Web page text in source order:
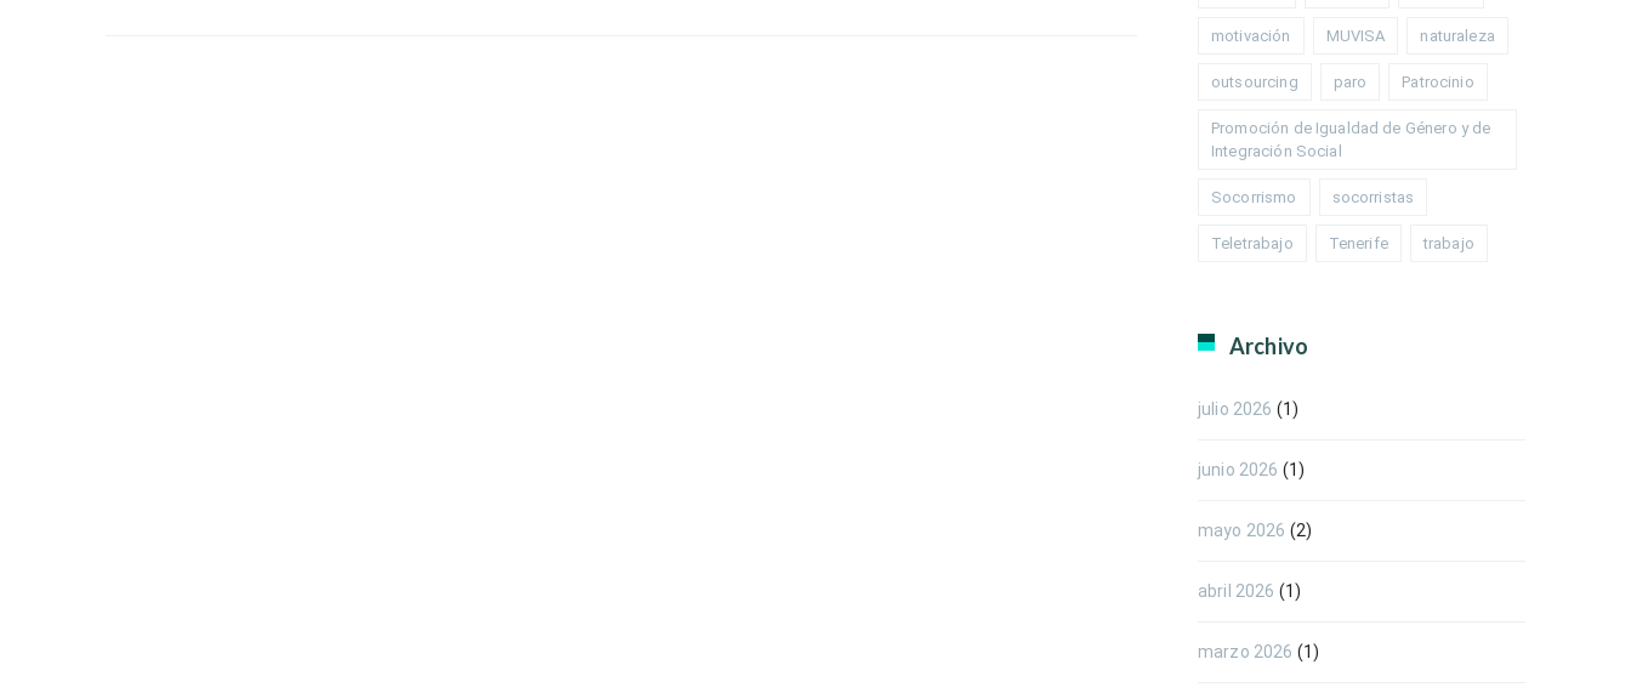
motivación MUVISA naturaleza
outsourcing paro Patrocinio
Promoción de Igualdad de Género y de
Integración Social
Socorrismo socorristas
Teletrabajo Tenerife trabajo
Archivo
julio 2026 (1)
junio 2026 (1)
mayo 2026 (2)
abril 2026 (1)
marzo 2026 (1)